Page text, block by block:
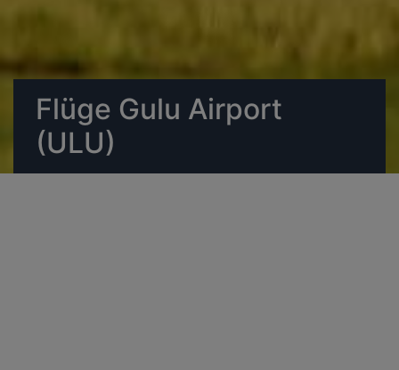
Flüge Gulu Airport
(ULU)